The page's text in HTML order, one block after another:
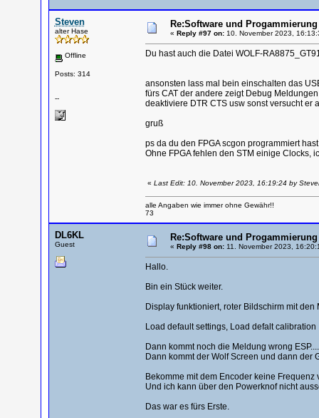
Steven
alter Hase
Offline
Posts: 314
--
Re:Software und
« Reply #97 on:10. November 2023,
Du hast auch die Datei WOLF-
ansonsten lass mal bein einschalten das
fürs CAT der andere zeigt Debug
deaktiviere DTR CTS usw sonst versucht er
gruß
ps da du den FPGA scgon programmiert
Ohne FPGA fehlen den STM einige Clocks,
« Last Edit: 10. November 2023, 16:19:24 by
alle Angaben wie immer ohne Gewähr!!
73
DL6KL
Guest
Re:Software und
« Reply #98 on:11. November 2023,
Hallo.
Bin ein Stück weiter.
Display funktioniert, roter Bildschirm mit den
Load default settings, Load defalt calibration
Dann kommt noch die Meldung wrong
Dann kommt der Wolf Screen und dann der
Bekomme mit dem Encoder keine
Und ich kann über den Powerknof nicht
Das war es fürs Erste.